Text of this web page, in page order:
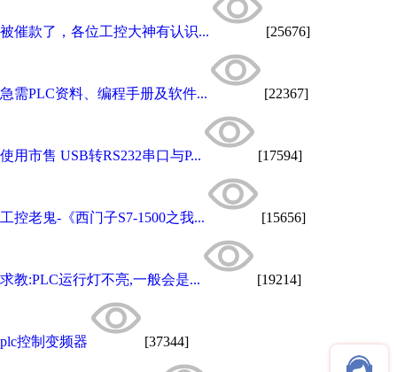
被催款了，各位工控大神有认识... [25676]
急需PLC资料、编程手册及软件... [22367]
使用市售 USB转RS232串口与P... [17594]
工控老鬼-《西门子S7-1500之我... [15656]
求教:PLC运行灯不亮,一般会是... [19214]
plc控制变频器 [37344]